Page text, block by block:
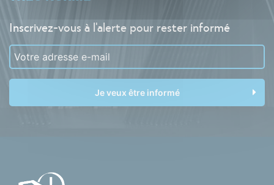
Inscrivez-vous à l'alerte pour rester informé